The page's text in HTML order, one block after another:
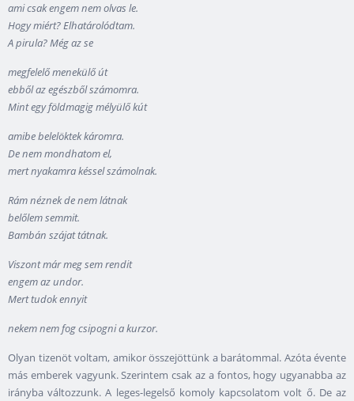
ami csak engem nem olvas le.
Hogy miért? Elhatárolódtam.
A pirula? Még az se
megfelelő menekülő út
ebből az egészből számomra.
Mint egy földmagig mélyülő kút
amibe belelöktek káromra.
De nem mondhatom el,
mert nyakamra késsel számolnak.
Rám néznek de nem látnak
belőlem semmit.
Bambán szájat tátnak.
Viszont már meg sem rendit
engem az undor.
Mert tudok ennyit
nekem nem fog csipogni a kurzor.
Olyan tizenöt voltam, amikor összejöttünk a barátommal. Azóta évente
más emberek vagyunk. Szerintem csak az a fontos, hogy ugyanabba az
irányba változzunk. A leges-legelső komoly kapcsolatom volt ő. De az